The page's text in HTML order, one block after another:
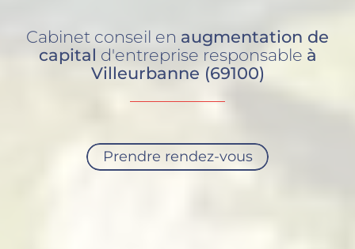
Cabinet conseil en augmentation de
capital d'entreprise responsable à
Villeurbanne (69100)
Prendre rendez-vous